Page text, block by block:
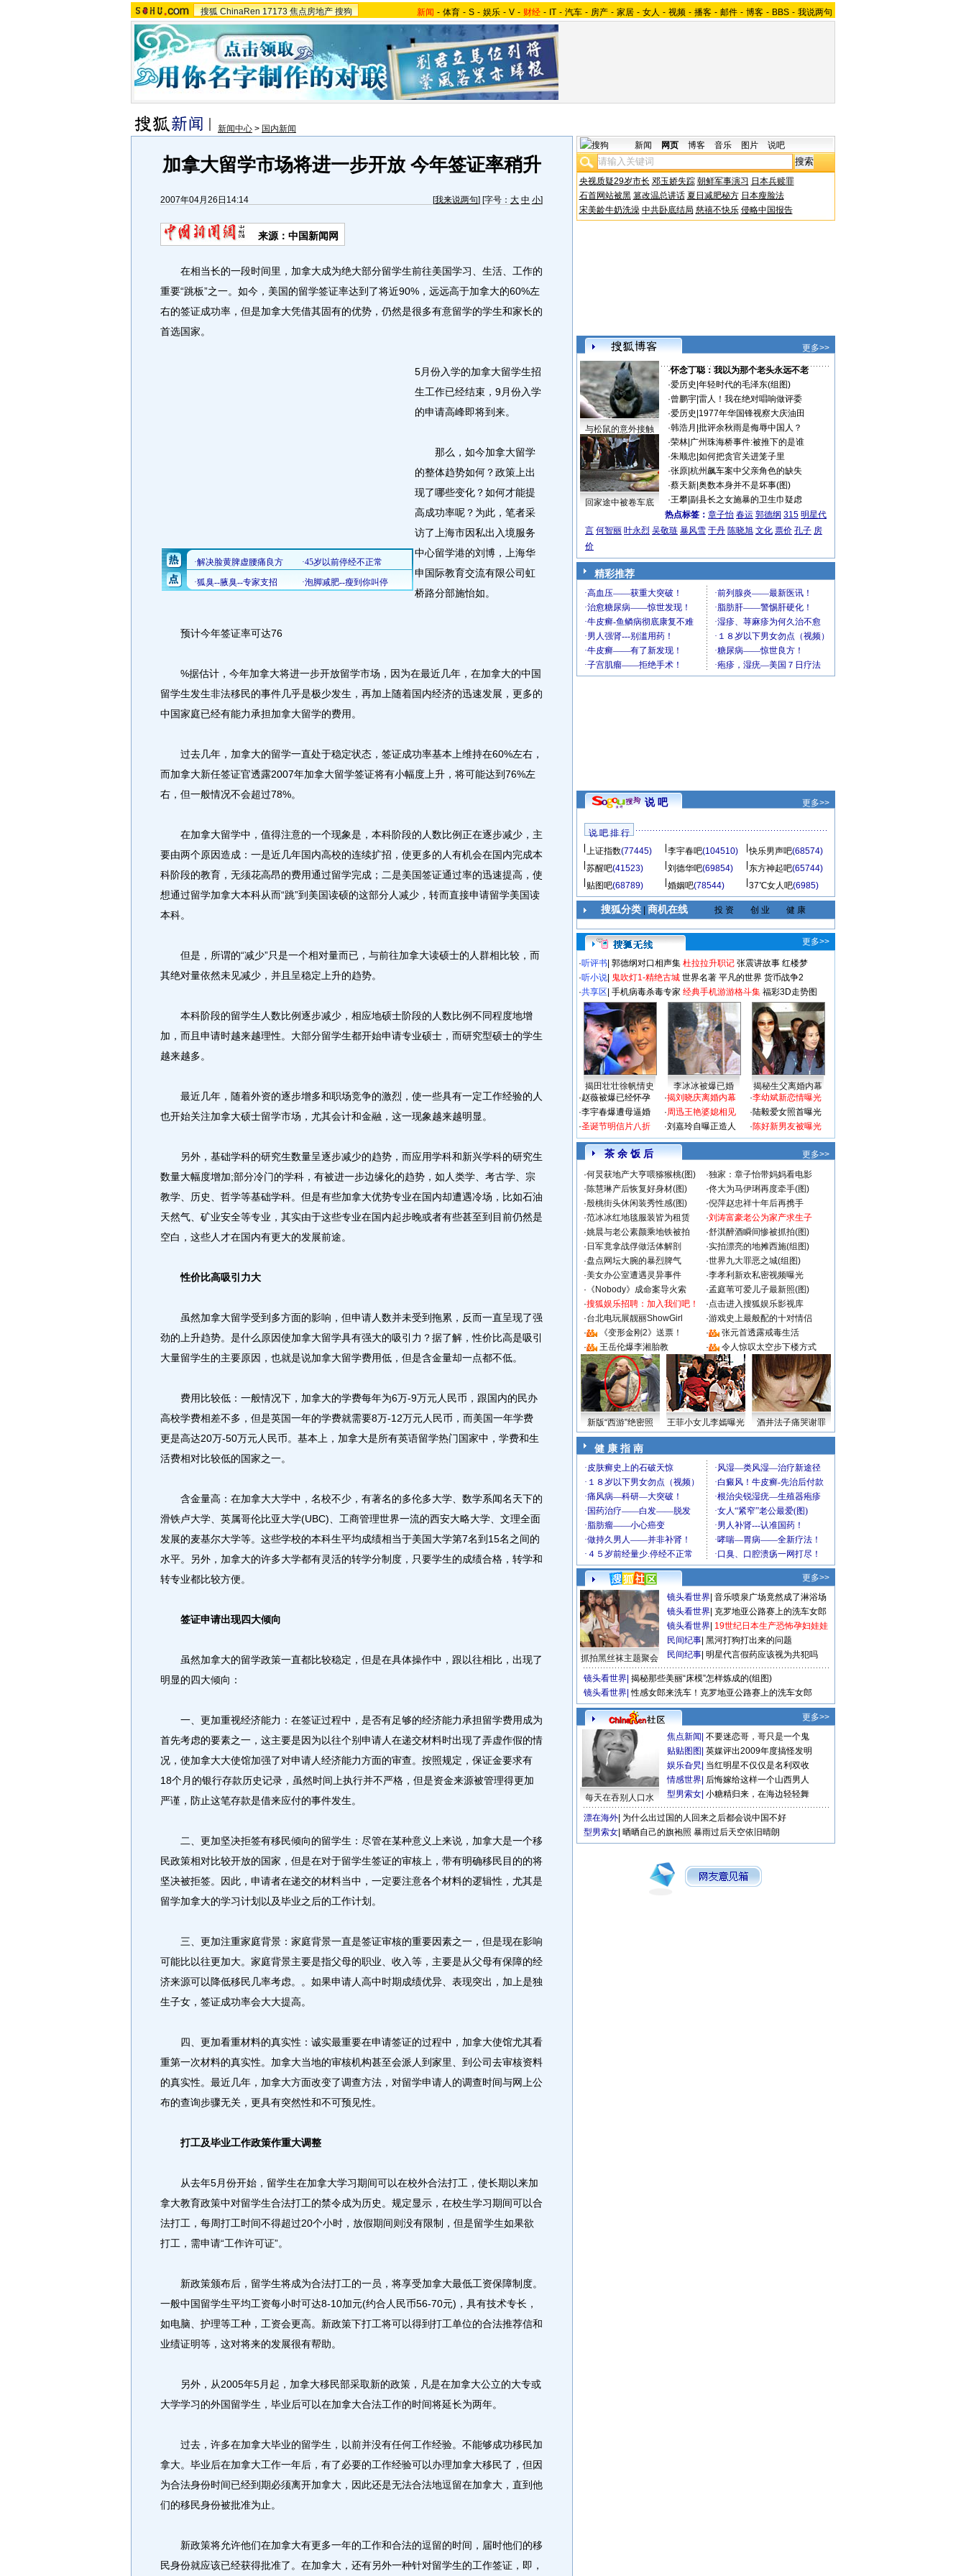
搜狐 ChinaRen 17173 焦点房地产 搜狗 新闻 - 体育 - S - 娱乐 - V - 财经 - IT - 汽车 - 房产 - 家居 - 女人 - 视频 - 播客 - 邮件 - 博客 - BBS - 我说两句
新闻中心 > 国内新闻
加拿大留学市场将进一步开放 今年签证率稍升
2007年04月26日14:14 [我来说两句] [字号： 大 中 小]
来源：中国新闻网
在相当长的一段时间里，加拿大成为绝大部分留学生前往美国学习、生活、工作的
重要“跳板”之一。如今，美国的留学签证率达到了将近90%，远远高于加拿大的60%左
右的签证成功率，但是加拿大凭借其固有的优势，仍然是很多有意留学的学生和家长的
首选国家。
5月份入学的加拿大留学生招
生工作已经结束，9月份入学
的申请高峰即将到来。
那么，如今加拿大留学
的整体趋势如何？政策上出
现了哪些变化？如何才能提
高成功率呢？为此，笔者采
访了上海市因私出入境服务
中心留学港的刘博，上海华
申国际教育交流有限公司虹
桥路分部施怡如。
预计今年签证率可达76
%据估计，今年加拿大将进一步开放留学市场，因为在最近几年，在加拿大的中国
留学生发生非法移民的事件几乎是极少发生，再加上随着国内经济的迅速发展，更多的
中国家庭已经有能力承担加拿大留学的费用。
过去几年，加拿大的留学一直处于稳定状态，签证成功率基本上维持在60%左右，
而加拿大新任签证官透露2007年加拿大留学签证将有小幅度上升，将可能达到76%左
右，但一般情况不会超过78%。
在加拿大留学中，值得注意的一个现象是，本科阶段的人数比例正在逐步减少，主
要由两个原因造成：一是近几年国内高校的连续扩招，使更多的人有机会在国内完成本
科阶段的教育，无须花高昂的费用通过留学完成；二是美国签证通过率的迅速提高，使
想通过留学加拿大本科从而“跳”到美国读硕的这部分人减少，转而直接申请留学美国读
本科。
但是，所谓的“减少”只是一个相对量而已，与前往加拿大读硕士的人群相比较，而
其绝对量依然未见减少，并且呈稳定上升的趋势。
本科阶段的留学生人数比例逐步减少，相应地硕士阶段的人数比例不同程度地增
加，而且申请时越来越理性。大部分留学生都开始申请专业硕士，而研究型硕士的学生
越来越多。
最近几年，随着外资的逐步增多和职场竞争的激烈，使一些具有一定工作经验的人
也开始关注加拿大硕士留学市场，尤其会计和金融，这一现象越来越明显。
另外，基础学科的研究生数量呈逐步减少的趋势，而应用学科和新兴学科的研究生
数量大幅度增加;部分冷门的学科，有被进一步边缘化的趋势，如人类学、考古学、宗
教学、历史、哲学等基础学科。但是有些加拿大优势专业在国内却遭遇冷场，比如石油
天然气、矿业安全等专业，其实由于这些专业在国内起步晚或者有些甚至到目前仍然是
空白，这些人才在国内有更大的发展前途。
性价比高吸引力大
虽然加拿大留学受到多方面的影响，但申请人数并未受到拖累，反而一直呈现了强
劲的上升趋势。是什么原因使加拿大留学具有强大的吸引力？据了解，性价比高是吸引
大量留学生的主要原因，也就是说加拿大留学费用低，但是含金量却一点都不低。
费用比较低：一般情况下，加拿大的学费每年为6万-9万元人民币，跟国内的民办
高校学费相差不多，但是英国一年的学费就需要8万-12万元人民币，而美国一年学费
更是高达20万-50万元人民币。基本上，加拿大是所有英语留学热门国家中，学费和生
活费相对比较低的国家之一。
含金量高：在加拿大大学中，名校不少，有著名的多伦多大学、数学系闻名天下的
滑铁卢大学、英属哥伦比亚大学(UBC)、工商管理世界一流的西安大略大学、文理全面
发展的麦基尔大学等。这些学校的本科生平均成绩相当于美国大学第7名到15名之间的
水平。另外，加拿大的许多大学都有灵活的转学分制度，只要学生的成绩合格，转学和
转专业都比较方便。
签证申请出现四大倾向
虽然加拿大的留学政策一直都比较稳定，但是在具体操作中，跟以往相比，出现了
明显的四大倾向：
一、更加重视经济能力：在签证过程中，是否有足够的经济能力承担留学费用成为
首先考虑的要素之一，这主要是因为以往个别申请人在递交材料时出现了弄虚作假的情
况，使加拿大大使馆加强了对申请人经济能力方面的审查。按照规定，保证金要求有
18个月的银行存款历史记录，虽然时间上执行并不严格，但是资金来源被管理得更加
严谨，防止这笔存款是借来应付的事件发生。
二、更加坚决拒签有移民倾向的留学生：尽管在某种意义上来说，加拿大是一个移
民政策相对比较开放的国家，但是在对于留学生签证的审核上，带有明确移民目的的将
坚决被拒签。因此，申请者在递交的材料当中，一定要注意各个材料的逻辑性，尤其是
留学加拿大的学习计划以及毕业之后的工作计划。
三、更加注重家庭背景：家庭背景一直是签证审核的重要因素之一，但是现在影响
可能比以往更加大。家庭背景主要是指父母的职业、收入等，主要是从父母有保障的经
济来源可以降低移民几率考虑。。如果申请人高中时期成绩优异、表现突出，加上是独
生子女，签证成功率会大大提高。
四、更加看重材料的真实性：诚实最重要在申请签证的过程中，加拿大使馆尤其看
重第一次材料的真实性。加拿大当地的审核机构甚至会派人到家里、到公司去审核资料
的真实性。最近几年，加拿大方面改变了调查方法，对留学申请人的调查时间与网上公
布的查询步骤无关，更具有突然性和不可预见性。
打工及毕业工作政策作重大调整
从去年5月份开始，留学生在加拿大学习期间可以在校外合法打工，使长期以来加
拿大教育政策中对留学生合法打工的禁令成为历史。规定显示，在校生学习期间可以合
法打工，每周打工时间不得超过20个小时，放假期间则没有限制，但是留学生如果欲
打工，需申请“工作许可证”。
新政策颁布后，留学生将成为合法打工的一员，将享受加拿大最低工资保障制度。
一般中国留学生平均工资每小时可达8-10加元(约合人民币56-70元)，具有技术专长，
如电脑、护理等工种，工资会更高。新政策下打工将可以得到打工单位的合法推荐信和
业绩证明等，这对将来的发展很有帮助。
另外，从2005年5月起，加拿大移民部采取新的政策，凡是在加拿大公立的大专或
大学学习的外国留学生，毕业后可以在加拿大合法工作的时间将延长为两年。
过去，许多在加拿大毕业的留学生，以前并没有任何工作经验。不能够成功移民加
拿大。毕业后在加拿大工作一年后，有了必要的工作经验可以办理加拿大移民了，但因
为合法身份时间已经到期必须离开加拿大，因此还是无法合法地逗留在加拿大，直到他
们的移民身份被批准为止。
新政策将允许他们在加拿大有更多一年的工作和合法的逗留的时间，届时他们的移
民身份就应该已经获得批准了。在加拿大，还有另外一种针对留学生的工作签证，即，
新闻 网页 博客 音乐 图片 说吧
央视质疑29岁市长 邓玉娇失踪 朝鲜军事演习 日本兵赎罪
石首网站被黑 篡改温总讲话 夏日减肥秘方 日本瘦脸法
宋美龄牛奶洗澡 中共卧底结局 慈禧不快乐 侵略中国报告
更多>>
与松鼠的意外接触
回家途中被卷车底
·怀念丁聪：我以为那个老头永远不老
·爱历史 年轻时代的毛泽东(组图)
·曾鹏宇| 雷人！我在绝对唱响做评委
·爱历史 1977年华国锋视察大庆油田
·韩浩月 批评余秋雨是侮辱中国人？
·荣林| 广州珠海桥事件:被推下的是谁
·朱顺忠 如何把贪官关进笼子里
·张原| 杭州飙车案中父亲角色的缺失
·蔡天新| 奥数本身并不是坏事(图)
·王攀| 副县长之女施暴的卫生巾疑虑
热点标签： 章子怡 春运 郭德纲 315 明星代
言 何智丽 叶永烈 吴敬琏 暴风雪 于丹 陈晓旭 文化 票价 孔子 房
价
精彩推荐
说 吧 更多>>
说 吧 排 行
上证指数(77445) 李宇春吧(104510) 快乐男声吧(68574)
苏醒吧(41523) 刘德华吧(69854) 东方神起吧(65744)
贴图吧(68789) 婚姻吧(78544) 37℃女人吧(6985)
搜狐分类| 商机在线 投 资 创 业 健 康
更多>>
·听评书 郭德纲对口相声集 杜拉拉升职记 张震讲故事 红楼梦
·听小说 鬼吹灯1-精绝古城 世界名著 平凡的世界 货币战争2
·共享区 手机病毒杀毒专家 经典手机游游格斗集 福彩3D走势图
揭田壮壮徐帆情史 李冰冰被爆已婚
揭秘生父离婚内幕
·赵薇被爆已经怀孕
·李宇春爆遭母逼婚
·圣诞节明信片八折
·揭刘晓庆离婚内幕
·周迅王艳婆媳相见
·刘嘉玲自曝正造人
·李幼斌新恋情曝光
·陆毅爱女照首曝光
·陈好新男友被曝光
茶 余 饭 后
更多>>
·何炅获地产大亨喂猕猴桃(图) ·独家：章子怡带妈妈看电影
·陈慧琳产后恢复好身材(图) ·佟大为马伊琍再度牵手(图)
·殷桃街头休闲装秀性感(图) ·倪萍赵忠祥十年后再携手
·范冰冰红地毯服装皆为租赁 ·刘涛富豪老公为家产求生子
·姚晨与老公素颜乘地铁被拍 ·舒淇醉酒瞬间惨被抓拍(图)
· 日军竟拿战俘做活体解剖 ·实拍漂亮的地摊西施(组图)
·盘点网坛大腕的暴烈脾气 ·世界九大罪恶之城(组图)
·美女办公室遭遇灵异事件 ·李孝利新欢私密视频曝光
· 《Nobody》成命案导火索 ·孟庭苇可爱儿子最新照(图)
·搜狐娱乐招聘：加入我们吧！ ·点击进入搜狐娱乐影视库
·台北电玩展靓丽ShowGirl ·游戏史上最般配的十对情侣
·
《变形金刚2》送票！ ·
张元首透露戒毒生活
·
王岳伦爆李湘胎教 · 令人惊叹太空步下楼方式
新版“西游”绝密照 王菲小女儿李嫣曝光 酒井法子痛哭谢罪
健 康 指 南
更多>>
抓拍黑丝袜主题聚会
镜头看世界 音乐喷泉广场竟然成了淋浴场
镜头看世界 克罗地亚公路赛上的洗车女郎
镜头看世界 19世纪日本生产恐怖孕妇娃娃
民间纪事 黑河打狗打出来的问题
民间纪事 明星代言假药应该视为共犯吗
镜头看世界 揭秘那些美丽“床模”怎样炼成的(组图)
镜头看世界 性感女郎来洗车！克罗地亚公路赛上的洗车女郎
更多>>
每天在吞别人口水
焦点新闻 不要迷恋哥，哥只是一个鬼
贴贴图图 英媒评出2009年度搞怪发明
娱乐旮旯 当红明星不仅仅是名利双收
情感世界 后悔嫁给这样一个山西男人
型男索女 小糖精归来，在海边轻轻舞
漂在海外 为什么出过国的人回来之后都会说中国不好
型男索女 晒晒自己的旗袍照 暴雨过后天空依旧晴朗